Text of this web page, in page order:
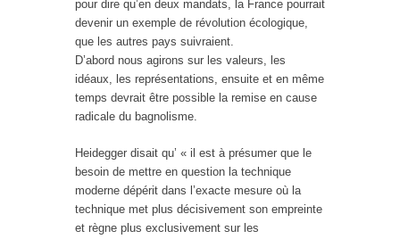
pour dire qu’en deux mandats, la France pourrait
devenir un exemple de révolution écologique,
que les autres pays suivraient.
D’abord nous agirons sur les valeurs, les
idéaux, les représentations, ensuite et en même
temps devrait être possible la remise en cause
radicale du bagnolisme.
Heidegger disait qu’ « il est à présumer que le
besoin de mettre en question la technique
moderne dépérit dans l’exacte mesure où la
technique met plus décisivement son empreinte
et règne plus exclusivement sur les